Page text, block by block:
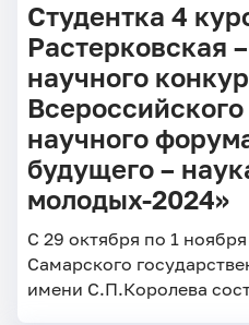
Студентка 4
Растерковская
научного
научного
будущего –
молодых-2024»
С 29 октября по 1
Самарского
имени С.П.Королева